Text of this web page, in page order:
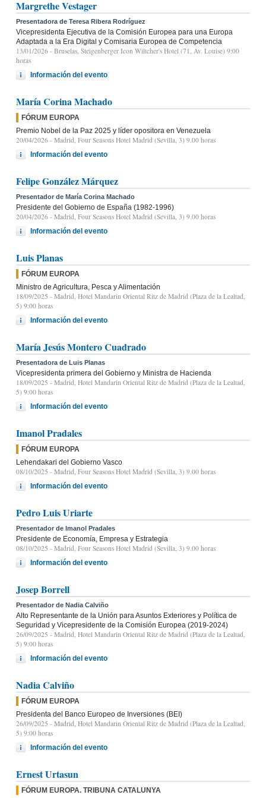
Margrethe Vestager
Presentadora de Teresa Ribera Rodríguez
Vicepresidenta Ejecutiva de la Comisión Europea para una Europa
Adaptada a la Era Digital y Comisaria Europea de Competencia
13/01/2026 - Bruselas, Steigenberger Icon Wiltcher's Hotel (71, Av. Louise) 9:00
horas
Información del evento
María Corina Machado
FÓRUM EUROPA
Premio Nobel de la Paz 2025 y líder opositora en Venezuela
20/04/2026 - Madrid, Four Seasons Hotel Madrid (Sevilla, 3) 9.00 horas
Información del evento
Felipe González Márquez
Presentador de María Corina Machado
Presidente del Gobierno de España (1982-1996)
20/04/2026 - Madrid, Four Seasons Hotel Madrid (Sevilla, 3) 9.00 horas
Información del evento
Luis Planas
FÓRUM EUROPA
Ministro de Agricultura, Pesca y Alimentación
18/09/2025 - Madrid, Hotel Mandarin Oriental Ritz de Madrid (Plaza de la Lealtad,
5) 9:00 horas
Información del evento
María Jesús Montero Cuadrado
Presentadora de Luis Planas
Vicepresidenta primera del Gobierno y Ministra de Hacienda
18/09/2025 - Madrid, Hotel Mandarin Oriental Ritz de Madrid (Plaza de la Lealtad,
5) 9:00 horas
Información del evento
Imanol Pradales
FÓRUM EUROPA
Lehendakari del Gobierno Vasco
08/10/2025 - Madrid, Four Seasons Hotel Madrid (Sevilla, 3) 9.00 horas
Información del evento
Pedro Luis Uriarte
Presentador de Imanol Pradales
Presidente de Economía, Empresa y Estrategia
08/10/2025 - Madrid, Four Seasons Hotel Madrid (Sevilla, 3) 9.00 horas
Información del evento
Josep Borrell
Presentador de Nadia Calviño
Alto Representante de la Unión para Asuntos Exteriores y Política de
Seguridad y Vicepresidente de la Comisión Europea (2019-2024)
26/09/2025 - Madrid, Hotel Mandarin Oriental Ritz de Madrid (Plaza de la Lealtad,
5) 9:00 horas
Información del evento
Nadia Calviño
FÓRUM EUROPA
Presidenta del Banco Europeo de Inversiones (BEI)
26/09/2025 - Madrid, Hotel Mandarin Oriental Ritz de Madrid (Plaza de la Lealtad,
5) 9:00 horas
Información del evento
Ernest Urtasun
FÓRUM EUROPA. TRIBUNA CATALUNYA